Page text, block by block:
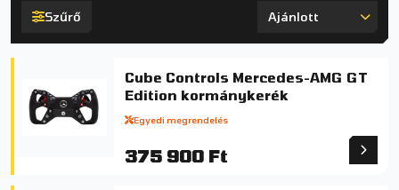
Szűrő
Cube Controls Mercedes-AMG GT
Edition kormánykerék
Egyedi megrendelés
375 900 Ft